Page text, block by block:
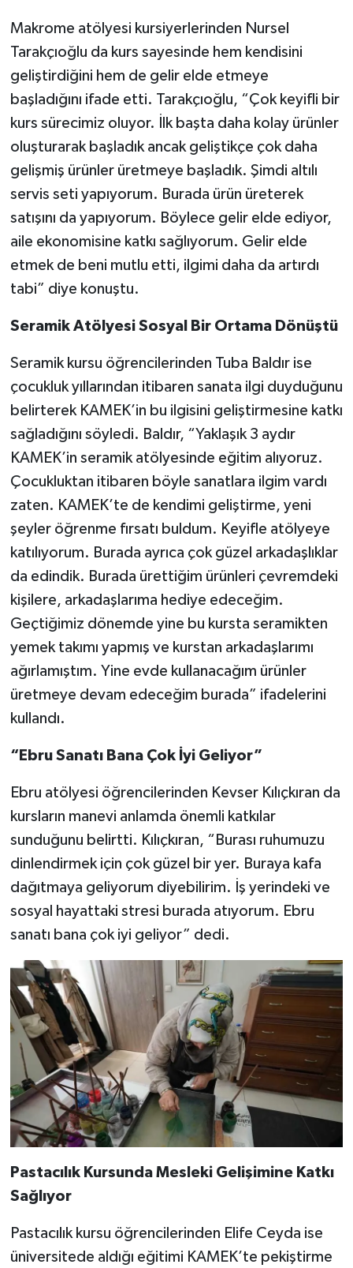
Makrome atölyesi kursiyerlerinden Nursel
Tarakçıoğlu da kurs sayesinde hem kendisini
geliştirdiğini hem de gelir elde etmeye
başladığını ifade etti. Tarakçıoğlu, “Çok keyifli bir
kurs sürecimiz oluyor. İlk başta daha kolay ürünler
oluşturarak başladık ancak geliştikçe çok daha
gelişmiş ürünler üretmeye başladık. Şimdi altılı
servis seti yapıyorum. Burada ürün üreterek
satışını da yapıyorum. Böylece gelir elde ediyor,
aile ekonomisine katkı sağlıyorum. Gelir elde
etmek de beni mutlu etti, ilgimi daha da artırdı
tabi” diye konuştu.
Seramik Atölyesi Sosyal Bir Ortama Dönüştü
Seramik kursu öğrencilerinden Tuba Baldır ise
çocukluk yıllarından itibaren sanata ilgi duyduğunu
belirterek KAMEK’in bu ilgisini geliştirmesine katkı
sağladığını söyledi. Baldır, “Yaklaşık 3 aydır
KAMEK’in seramik atölyesinde eğitim alıyoruz.
Çocukluktan itibaren böyle sanatlara ilgim vardı
zaten. KAMEK’te de kendimi geliştirme, yeni
şeyler öğrenme fırsatı buldum. Keyifle atölyeye
katılıyorum. Burada ayrıca çok güzel arkadaşlıklar
da edindik. Burada ürettiğim ürünleri çevremdeki
kişilere, arkadaşlarıma hediye edeceğim.
Geçtiğimiz dönemde yine bu kursta seramikten
yemek takımı yapmış ve kurstan arkadaşlarımı
ağırlamıştım. Yine evde kullanacağım ürünler
üretmeye devam edeceğim burada” ifadelerini
kullandı.
“Ebru Sanatı Bana Çok İyi Geliyor”
Ebru atölyesi öğrencilerinden Kevser Kılıçkıran da
kursların manevi anlamda önemli katkılar
sunduğunu belirtti. Kılıçkıran, “Burası ruhumuzu
dinlendirmek için çok güzel bir yer. Buraya kafa
dağıtmaya geliyorum diyebilirim. İş yerindeki ve
sosyal hayattaki stresi burada atıyorum. Ebru
sanatı bana çok iyi geliyor” dedi.
Pastacılık Kursunda Mesleki Gelişimine Katkı
Sağlıyor
Pastacılık kursu öğrencilerinden Elife Ceyda ise
üniversitede aldığı eğitimi KAMEK’te pekiştirme